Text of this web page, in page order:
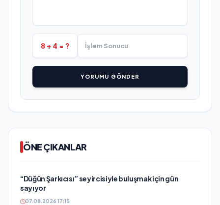
8 + 4 = ?
YORUMU GÖNDER
ÖNE ÇIKANLAR
“Düğün Şarkıcısı” seyircisiyle buluşmak için gün
sayıyor
07.08.2026 17:15